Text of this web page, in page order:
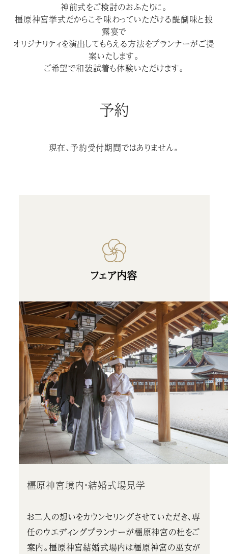
神前式をご検討のおふたりに。
橿原神宮挙式だからこそ味わっていただける醍醐味と披
露宴で
オリジナリティを演出してもらえる方法をプランナーがご提
案いたします。
ご希望で和装試着も体験いただけます。
予約
現在、予約受付期間ではありません。
フェア内容
橿原神宮境内・結婚式場見学
お二人の想いをカウンセリングさせていただき、専
任のウエディングプランナーが橿原神宮の杜をご
案内。橿原神宮結婚式場内は橿原神宮の巫女が